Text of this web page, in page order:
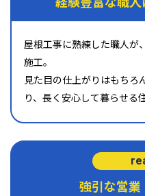
屋根工事に熟練した職人が
施工。
見た目の仕上がりはもちろ
り、長く安心して暮らせる
強引な営